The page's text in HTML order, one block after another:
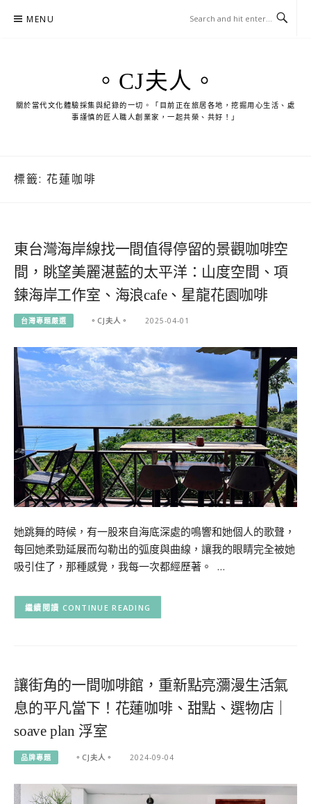
MENU
。CJ夫人。
關於當代文化體驗採集與紀錄的一切。「目前正在旅居各地，挖掘用心生活、處
事謹慎的匠人職人創業家，一起共榮、共好！」
標籤: 花蓮咖啡
東台灣海岸線找一間值得停留的景觀咖啡空
間，眺望美麗湛藍的太平洋：山度空間、項
鍊海岸工作室、海浪cafe、星龍花園咖啡
台灣專題嚴選 。CJ夫人。 2025-04-01
她跳舞的時候，有一股來自海底深處的鳴響和她個人的歌聲，
每回她柔勁延展而勾勒出的弧度與曲線，讓我的眼睛完全被她
吸引住了，那種感覺，我每一次都經歷著。 …
CONTINUE READING
讓街角的一間咖啡館，重新點亮瀰漫生活氣
息的平凡當下！花蓮咖啡、甜點、選物店｜
soave plan 浮室
品牌專題 。CJ夫人。 2024-09-04